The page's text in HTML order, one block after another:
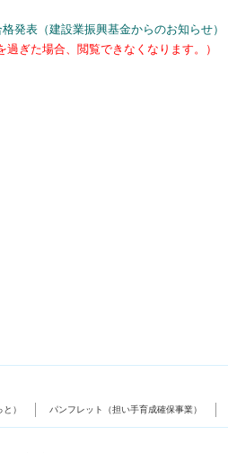
発表（建設業振興基金からのお知らせ）
ぎた場合、閲覧できなくなります。）
） パンフレット（担い手育成確保事業）